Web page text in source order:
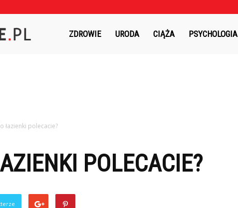
Czasnaterapie.plZDROWIE URODA CIĄŻA PSYCHOLOGIA
łazienki polecacie?
POLECACIE?